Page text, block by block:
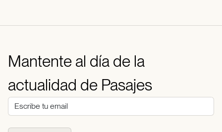
Mantente al día de la
actualidad de Pasajes